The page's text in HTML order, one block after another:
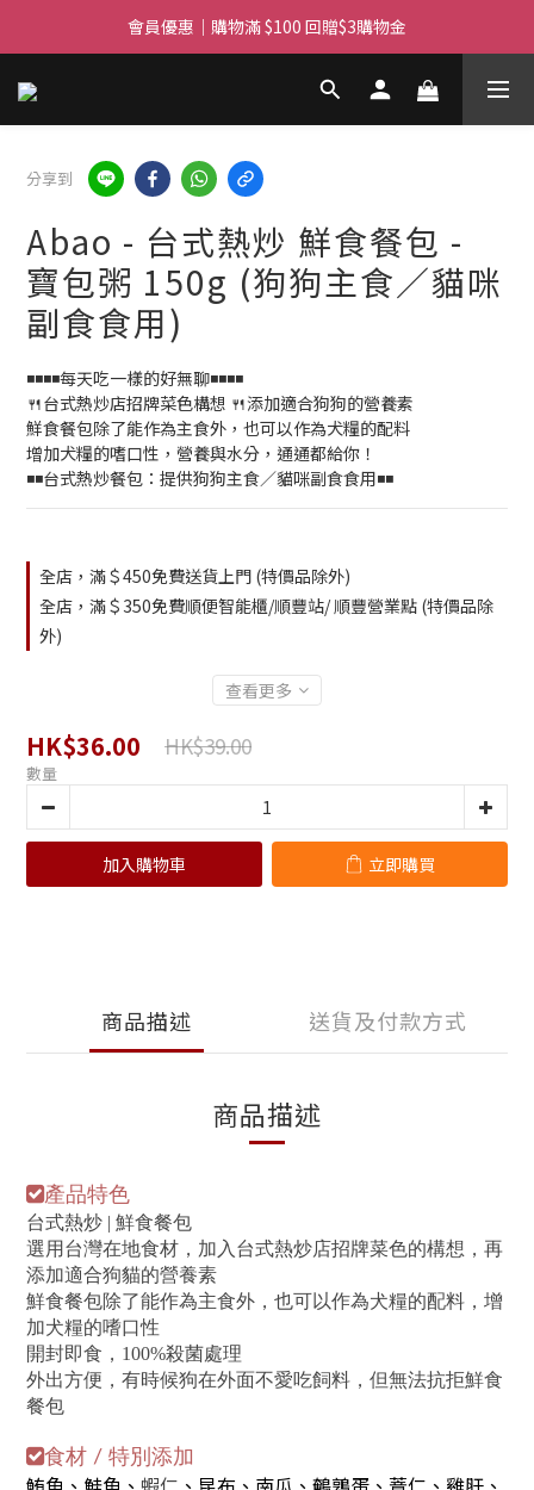
滿$450免費送貨上門 I 滿$350免運 順豐自取
分享到
Abao - 台式熱炒 鮮食餐包 -
寶包粥 150g (狗狗主食／貓咪
副食食用)
◾◾◾◾每天吃一樣的好無聊◾◾◾◾
🍴台式熱炒店招牌菜色構想 🍴添加適合狗狗的營養素
鮮食餐包除了能作為主食外，也可以作為犬糧的配料
增加犬糧的嗜口性，營養與水分，通通都給你！
◾◾台式熱炒餐包：提供狗狗主食／貓咪副食食用◾◾
全店，滿＄450免費送貨上門 (特價品除外)
全店，滿＄350免費順便智能櫃/順豐站/ 順豐營業點 (特價品除
外)
查看更多
HK$36.00 HK$39.00
數量
加入購物車 立即購買
商品描述 送貨及付款方式
商品描述
產品特色
台式熱炒 | 鮮食餐包
選用台灣在地食材，加入台式熱炒店招牌菜色的構想，再
添加適合狗貓的營養素
鮮食餐包除了能作為主食外，也可以作為犬糧的配料，增
加犬糧的嗜口性
開封即食，100%殺菌處理
外出方便，有時候狗在外面不愛吃飼料，但無法抗拒鮮食
餐包
食材 / 特別添加